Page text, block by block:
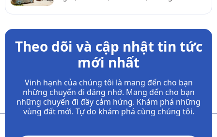
Theo dõi và cập nhật tin tức
mới nhất
Vinh hạnh của chúng tôi là mang đến cho bạn
những chuyến đi đáng nhớ. Mang đến cho bạn
những chuyến đi đầy cảm hứng. Khám phá những
vùng đất mới. Tự do khám phá cùng chúng tôi.